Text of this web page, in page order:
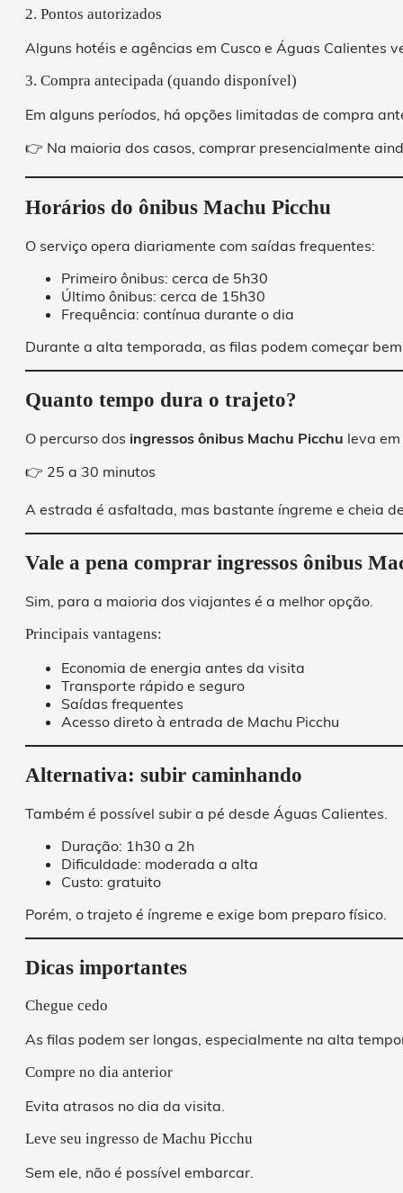
2. Pontos autorizados
Alguns hotéis e agências em Cusco e Águas Calientes
3. Compra antecipada (quando disponível)
Em alguns períodos, há opções limitadas de compra
👉 Na maioria dos casos, comprar presencialmente
Horários do ônibus Machu Picchu
O serviço opera diariamente com saídas frequentes:
Primeiro ônibus: cerca de 5h30
Último ônibus: cerca de 15h30
Frequência: contínua durante o dia
Durante a alta temporada, as filas podem começar
Quanto tempo dura o trajeto?
O percurso dos ingressos ônibus Machu Picchu leva
👉 25 a 30 minutos
A estrada é asfaltada, mas bastante íngreme e cheia
Vale a pena comprar ingressos ônibus
Sim, para a maioria dos viajantes é a melhor opção.
Principais vantagens:
Economia de energia antes da visita
Transporte rápido e seguro
Saídas frequentes
Acesso direto à entrada de Machu Picchu
Alternativa: subir caminhando
Também é possível subir a pé desde Águas Calientes.
Duração: 1h30 a 2h
Dificuldade: moderada a alta
Custo: gratuito
Porém, o trajeto é íngreme e exige bom preparo físico.
Dicas importantes
Chegue cedo
As filas podem ser longas, especialmente na alta
Compre no dia anterior
Evita atrasos no dia da visita.
Leve seu ingresso de Machu Picchu
Sem ele, não é possível embarcar.